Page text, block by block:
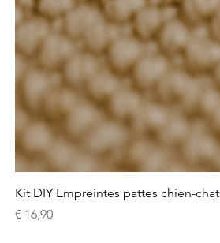
Kit DIY Empreintes pattes chien-chat
Prijs
€ 16,90